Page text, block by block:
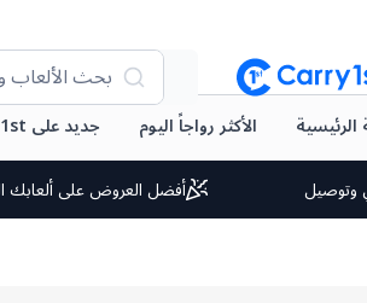
بحث الألعاب
الأكثر رواجاً اليوم جديد على Carry1st
أفضل العروض على ألعابك